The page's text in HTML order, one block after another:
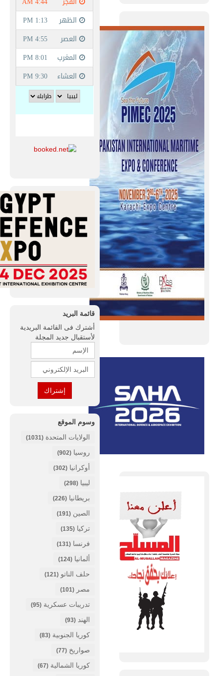
قائمة البريد
أشترك فى القائمة البريدية
لأستقبال جديد المجلة
وسوم الموقع
الولايات المتحدة (1031)
روسيا (902)
أوكرانيا (302)
ليبيا (298)
بريطانيا (226)
الصين (191)
تركيا (135)
فرنسا (131)
ألمانيا (124)
حلف الناتو (121)
مصر (101)
تدريبات عسكرية (95)
الهند (93)
كوريا الجنوبية (83)
صواريخ (77)
كوريا الشمالية (67)